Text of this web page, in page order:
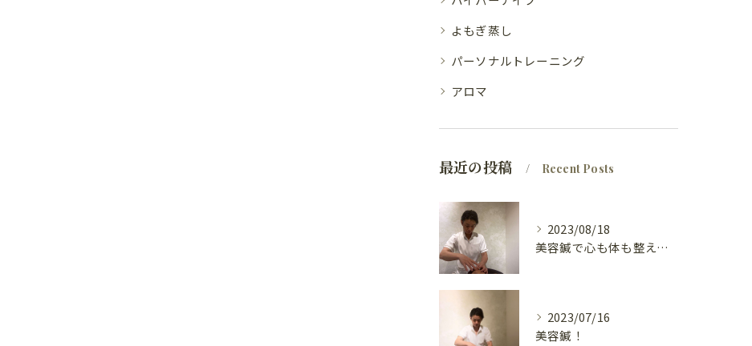
よもぎ蒸し
パーソナルトレーニング
アロマ
最近の投稿 Recent Posts
2023/08/18
美容鍼で心も体も整えて！
2023/07/16
美容鍼！